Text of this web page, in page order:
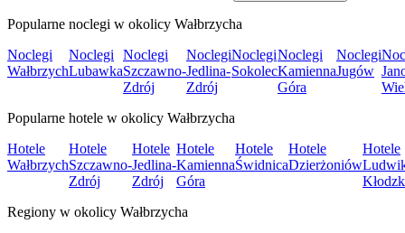
Popularne noclegi w okolicy Wałbrzycha
Noclegi
Wałbrzych
Noclegi
Lubawka
Noclegi
Szczawno-
Zdrój
Noclegi
Jedlina-
Zdrój
Noclegi
Sokolec
Noclegi
Kamienna
Góra
Noclegi
Jugów
Popularne hotele w okolicy Wałbrzycha
Hotele
Wałbrzych
Hotele
Szczawno-
Zdrój
Hotele
Jedlina-
Zdrój
Hotele
Kamienna
Góra
Hotele
Świdnica
Hotele
Dzierżoniów
Hotele
Regiony w okolicy Wałbrzycha